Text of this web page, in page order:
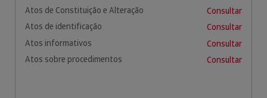
Atos de Constituição e Alteração
Consultar
Atos de identificação
Consultar
Atos informativos
Consultar
Atos sobre procedimentos
Consultar